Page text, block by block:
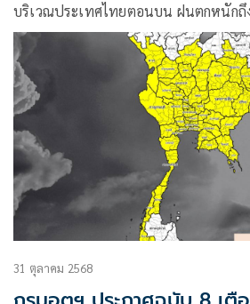
บริเวณประเทศไทยตอนบน ฝนตกหนักถึงหนักมากบริเวณภาคใต้
และคลื่นลมแรงบริเวณอ่าวไทย
31 ตุลาคม 2568